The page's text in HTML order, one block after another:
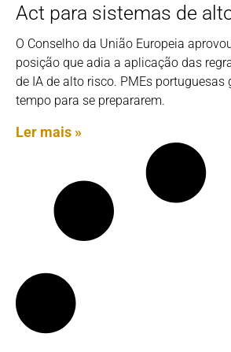
Act para sistemas de
O Conselho da União Europeia
posição que adia a aplicação das
de IA de alto risco. PMEs
tempo para se prepararem.
Ler mais »